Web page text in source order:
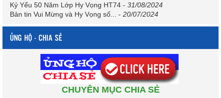
Kỷ Yếu 50 Năm Lớp Hy Vọng HT74 - 31/08/2024
Bản tin Vui Mừng và Hy Vọng số...
- 20/07/2024
ỦNG HỘ - CHIA SẺ
CHUYÊN MỤC CHIA SẺ